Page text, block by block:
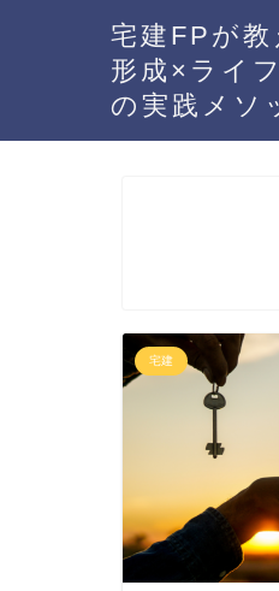
宅建FPが
形成×ライ
の実践メソ
宅建